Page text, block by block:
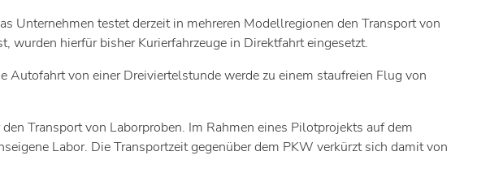
Unternehmen testet derzeit in mehreren Modellregionen den Transport von
wurden hierfür bisher Kurierfahrzeuge in Direktfahrt eingesetzt.
Autofahrt von einer Dreiviertelstunde werde zu einem staufreien Flug von
Transport von Laborproben. Im Rahmen eines Pilotprojekts auf dem
Labor. Die Transportzeit gegenüber dem PKW verkürzt sich damit von